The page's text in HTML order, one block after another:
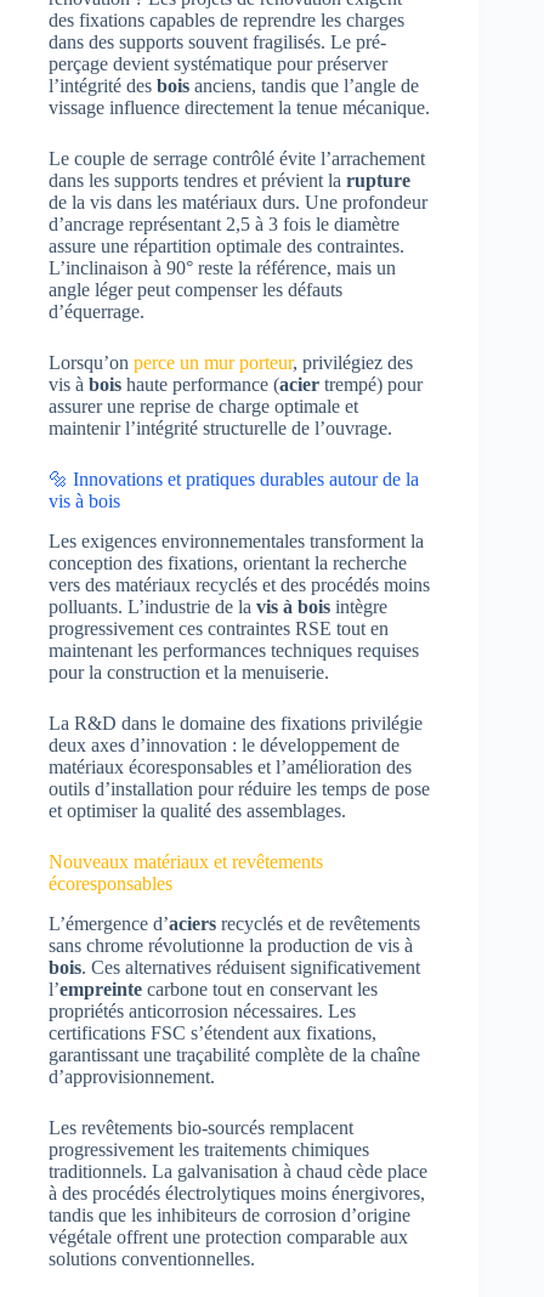
des fixations capables de reprendre les charges
dans des supports souvent fragilisés. Le pré-
perçage devient systématique pour préserver
l’intégrité des bois anciens, tandis que l’angle de
vissage influence directement la tenue mécanique.
Le couple de serrage contrôlé évite l’arrachement
dans les supports tendres et prévient la rupture
de la vis dans les matériaux durs. Une profondeur
d’ancrage représentant 2,5 à 3 fois le diamètre
assure une répartition optimale des contraintes.
L’inclinaison à 90° reste la référence, mais un
angle léger peut compenser les défauts
d’équerrage.
Lorsqu’on perce un mur porteur, privilégiez des
vis à bois haute performance (acier trempé) pour
assurer une reprise de charge optimale et
maintenir l’intégrité structurelle de l’ouvrage.
🔩 Innovations et pratiques durables autour de la
vis à bois
Les exigences environnementales transforment la
conception des fixations, orientant la recherche
vers des matériaux recyclés et des procédés moins
polluants. L’industrie de la vis à bois intègre
progressivement ces contraintes RSE tout en
maintenant les performances techniques requises
pour la construction et la menuiserie.
La R&D dans le domaine des fixations privilégie
deux axes d’innovation : le développement de
matériaux écoresponsables et l’amélioration des
outils d’installation pour réduire les temps de pose
et optimiser la qualité des assemblages.
Nouveaux matériaux et revêtements
écoresponsables
L’émergence d’aciers recyclés et de revêtements
sans chrome révolutionne la production de vis à
bois. Ces alternatives réduisent significativement
l’empreinte carbone tout en conservant les
propriétés anticorrosion nécessaires. Les
certifications FSC s’étendent aux fixations,
garantissant une traçabilité complète de la chaîne
d’approvisionnement.
Les revêtements bio-sourcés remplacent
progressivement les traitements chimiques
traditionnels. La galvanisation à chaud cède place
à des procédés électrolytiques moins énergivores,
tandis que les inhibiteurs de corrosion d’origine
végétale offrent une protection comparable aux
solutions conventionnelles.